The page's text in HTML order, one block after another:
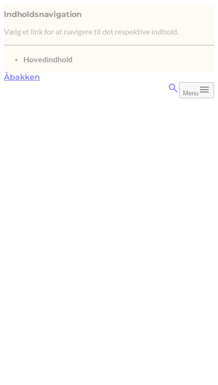
Indholdsnavigation
Vælg et link for at navigere til det respektive indhold.
gå til
Hovedindhold
Åbakken
Menu